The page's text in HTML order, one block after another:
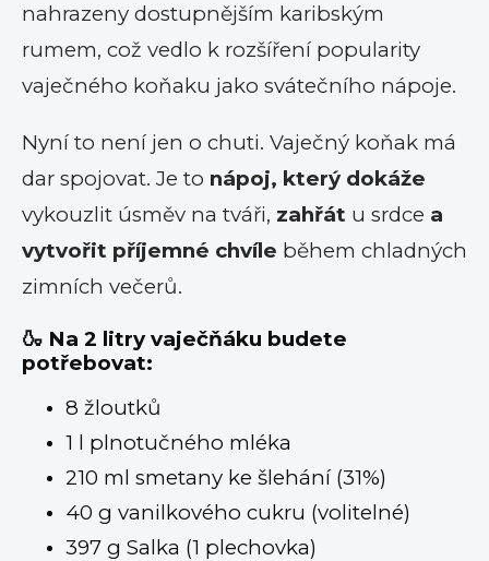
nahrazeny dostupnějším karibským
rumem, což vedlo k rozšíření popularity
vaječného koňaku jako svátečního nápoje.
Nyní to není jen o chuti. Vaječný koňak má
dar spojovat. Je to nápoj, který dokáže
vykouzlit úsměv na tváři, zahřát u srdce a
vytvořit příjemné chvíle během chladných
zimních večerů.
🍶 Na 2 litry vaječňáku budete
potřebovat:
8 žloutků
1 l plnotučného mléka
210 ml smetany ke šlehání (31%)
40 g vanilkového cukru (volitelné)
397 g Salka (1 plechovka)